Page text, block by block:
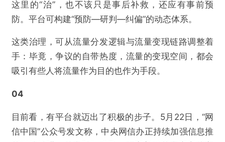
这里的“治”，也不该只是事后补救，还应有事前预
防。平台可构建“预防—研判—纠偏”的动态体系。
这类治理，可从流量分发逻辑与流量变现链路调整着
手：毕竟，争议的自带热度，流量的变现空间，都会
吸引有些人将流量作为目的也作为手段。
04
目前看，有平台就迈出了积极的步子。5月22日，“网
信中国”公众号发文称，中央网信办正持续加强信息推